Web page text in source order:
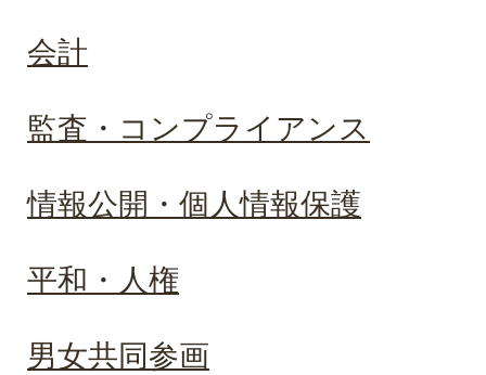
会計
監査・コンプライアンス
情報公開・個人情報保護
平和・人権
男女共同参画